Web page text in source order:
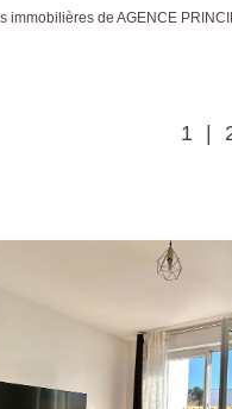
de AGENCE
1